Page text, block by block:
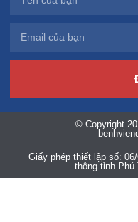
© Copyright
Giấy phép thiết lập số:
thông tỉnh Phú